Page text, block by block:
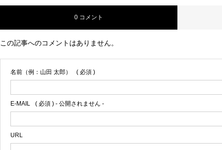
0 コメント
この記事へのコメントはありません。
名前（例：山田 太郎） ( 必須 )
E-MAIL ( 必須 ) - 公開されません -
URL